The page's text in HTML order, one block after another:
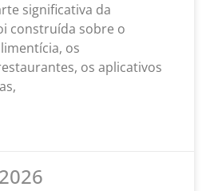
significativa da
construída sobre o
os
os aplicativos